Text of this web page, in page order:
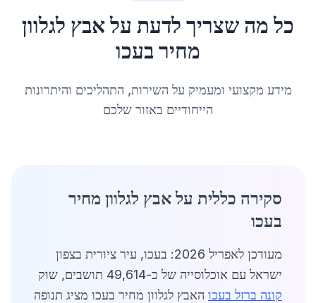
כל מה שצריך לדעת עלאבץ לגלוון
מחירבעכו
מידע מקצועי ומעמיק על השירות, התהליכים והיתרונות
הייחודיים באזור שלכם
סקירה כללית על אבץ לגלוון מחיר
בעכו
מעודכן לאפריל 2026: בעכו, עיר ציורית בצפון
ישראל עם אוכלוסייה של כ-49,614 תושבים, שוק
קונה ברזל בעכו האבץ לגלוון מחיר בעכו מציג תנופה